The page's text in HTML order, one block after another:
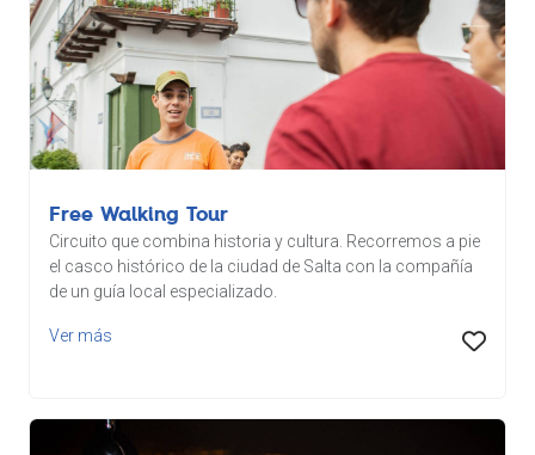
Free Walking Tour
Circuito que combina historia y cultura. Recorremos a pie
el casco histórico de la ciudad de Salta con la compañía
de un guía local especializado.
Ver más